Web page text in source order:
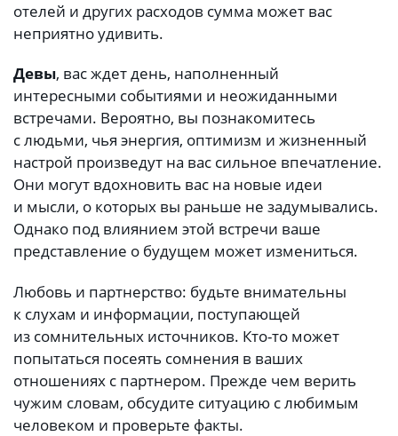
отелей и других расходов сумма может вас
неприятно удивить.
Девы, вас ждет день, наполненный
интересными событиями и неожиданными
встречами. Вероятно, вы познакомитесь
с людьми, чья энергия, оптимизм и жизненный
настрой произведут на вас сильное впечатление.
Они могут вдохновить вас на новые идеи
и мысли, о которых вы раньше не задумывались.
Однако под влиянием этой встречи ваше
представление о будущем может измениться.
Любовь и партнерство: будьте внимательны
к слухам и информации, поступающей
из сомнительных источников. Кто-то может
попытаться посеять сомнения в ваших
отношениях с партнером. Прежде чем верить
чужим словам, обсудите ситуацию с любимым
человеком и проверьте факты.